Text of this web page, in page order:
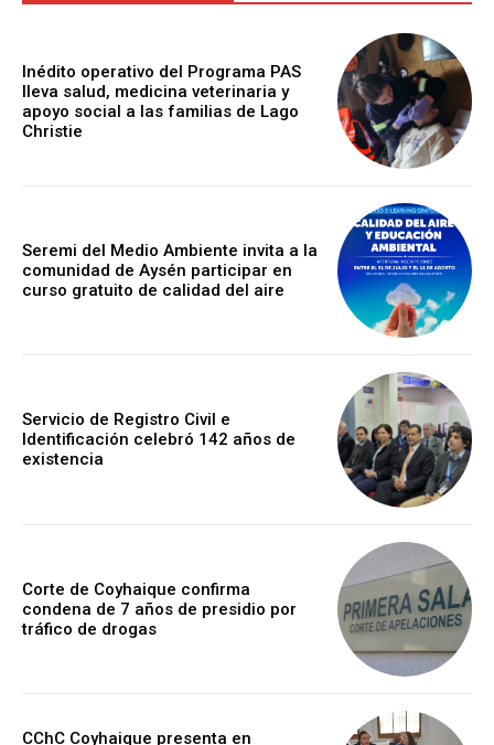
Inédito operativo del Programa PAS
lleva salud, medicina veterinaria y
apoyo social a las familias de Lago
Christie
Seremi del Medio Ambiente invita a la
comunidad de Aysén participar en
curso gratuito de calidad del aire
Servicio de Registro Civil e
Identificación celebró 142 años de
existencia
Corte de Coyhaique confirma
condena de 7 años de presidio por
tráfico de drogas
CChC Coyhaique presenta en